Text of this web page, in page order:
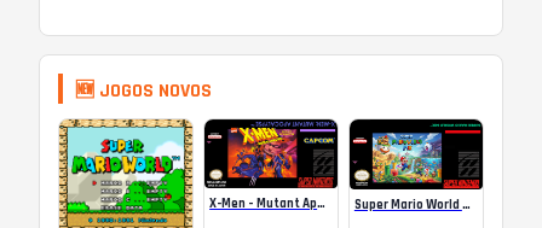
🆕 JOGOS NOVOS
X-Men – Mutant Apocalypse Rebalanced Online Super Mario World Mix Online